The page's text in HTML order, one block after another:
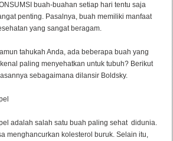
buah-buahan setiap hari tentu saja
penting. Pasalnya, buah memiliki manfaat
yang sangat beragam.
tahukah Anda, ada beberapa buah yang
paling menyehatkan untuk tubuh? Berikut
sebagaimana dilansir Boldsky.
adalah salah satu buah paling sehat didunia.
menghancurkan kolesterol buruk. Selain itu,